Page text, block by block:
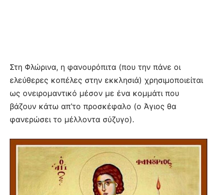
Στη Φλώρινα, η φανουρόπιτα (που την πάνε οι
ελεύθερες κοπέλες στην εκκλησιά) χρησιμοποιείται
ως ονειρομαντικό μέσον με ένα κομμάτι που
βάζουν κάτω απ’το προσκέφαλο (ο Άγιος θα
φανερώσει το μέλλοντα σύζυγο).